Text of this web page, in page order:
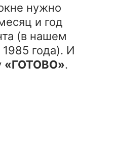
нужно
и год
(в нашем
года). И
«ГОТОВО».